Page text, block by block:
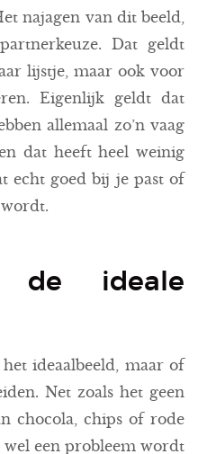
najagen van dit beeld,
Dat geldt
lijstje, maar ook voor
Eigenlijk geldt dat
allemaal zo’n vaag
dat heeft heel weinig
echt goed bij je past of
de ideale
ideaalbeeld, maar of
Net zoals het geen
chocola, chips of rode
een probleem wordt